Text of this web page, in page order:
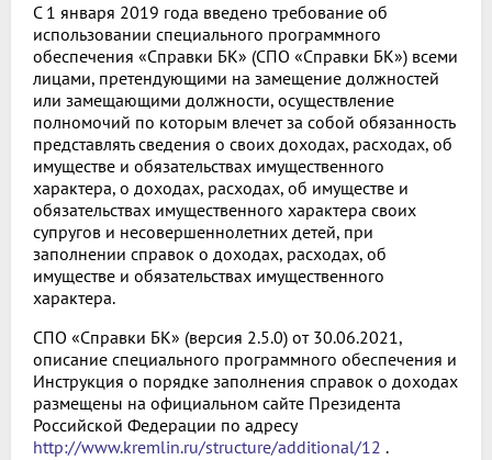
С 1 января 2019 года введено требование об
использовании специального программного
обеспечения «Справки БК» (СПО «Справки БК») всеми
лицами, претендующими на замещение должностей
или замещающими должности, осуществление
полномочий по которым влечет за собой обязанность
представлять сведения о своих доходах, расходах, об
имуществе и обязательствах имущественного
характера, о доходах, расходах, об имуществе и
обязательствах имущественного характера своих
супругов и несовершеннолетних детей, при
заполнении справок о доходах, расходах, об
имуществе и обязательствах имущественного
характера.
СПО «Справки БК» (версия 2.5.0) от 30.06.2021,
описание специального программного обеспечения и
Инструкция о порядке заполнения справок о доходах
размещены на официальном сайте Президента
Российской Федерации по адресу
http://www.kremlin.ru/structure/additional/12 .